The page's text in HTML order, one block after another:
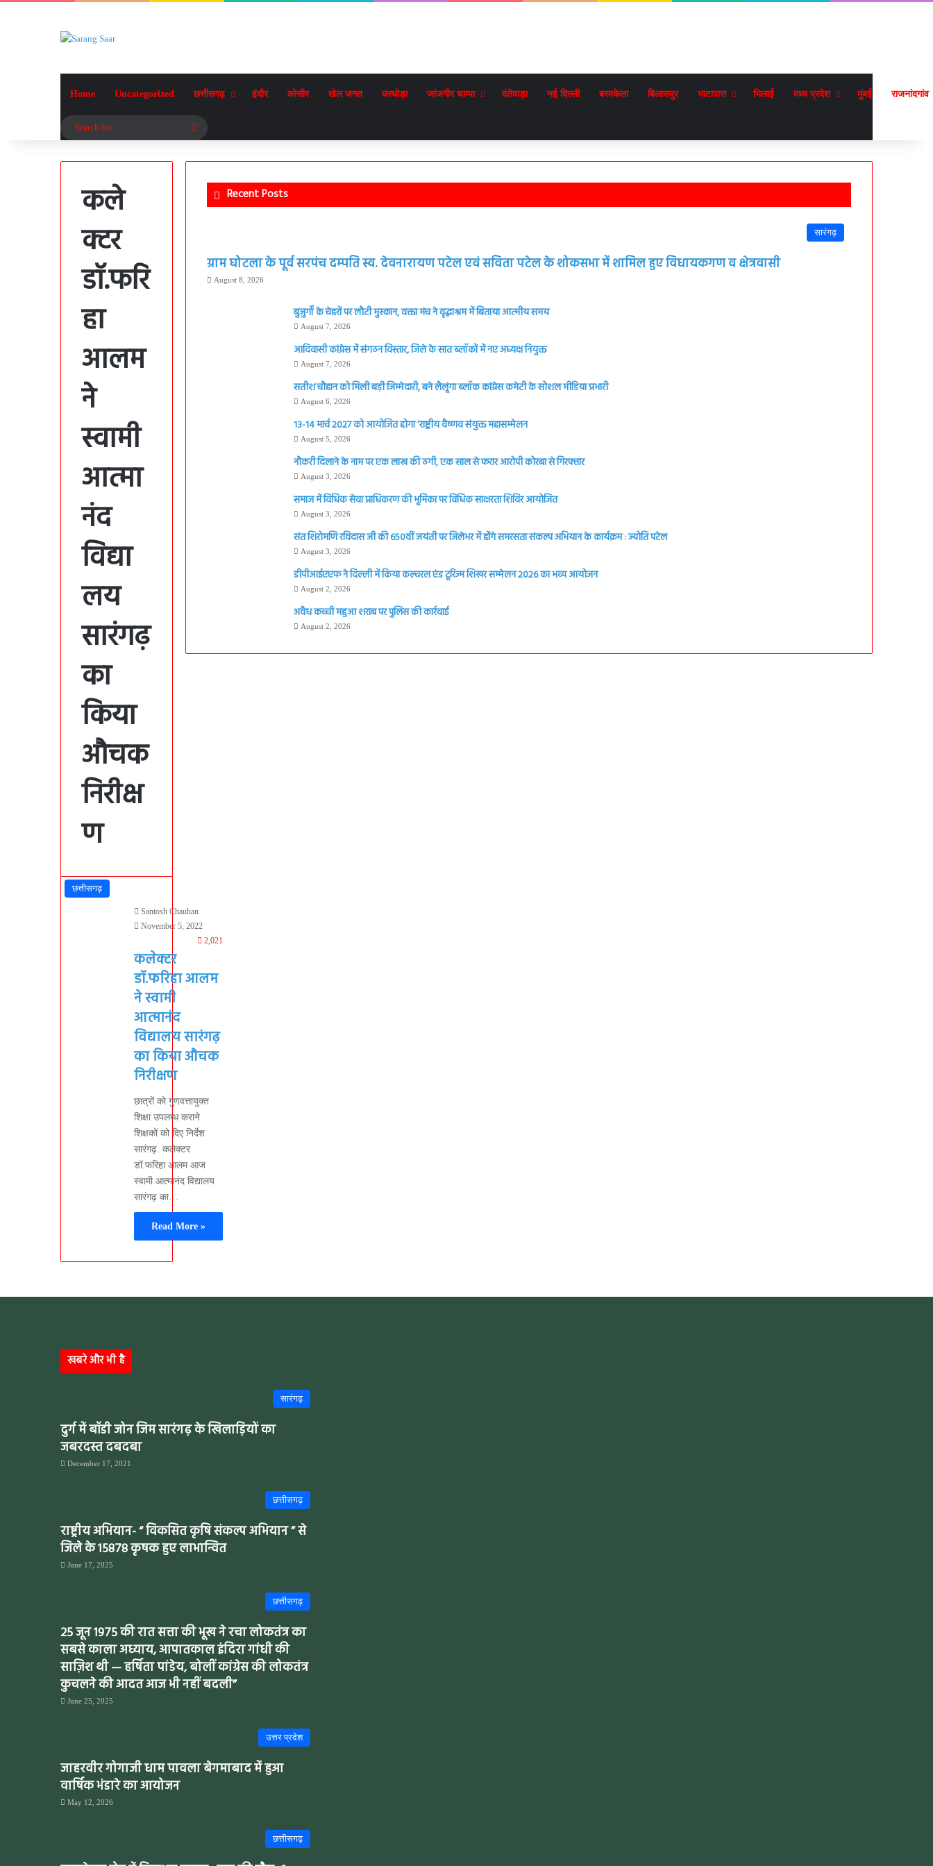
Home Uncategorized छत्तीसगढ़ इंदौर कोसीर खेल जगत घरघोड़ा जांजगीर चाम्पा दंतेवाड़ा नई दिल्ली बरमकेला बिलासपुर भाटापारा भिलाई मध्य प्रदेश मुंबई राजनांदगांव
Search
कले
क्टर
डॉ.फरि
हा
आलम
ने
स्वामी
आत्मा
नंद
विद्या
लय
सारंगढ़
का
किया
औचक
निरीक्ष
ण
छत्तीसगढ़
Santosh Chauhan
November 5, 2022
2,021
कलेक्टर
डॉ.फरिहा आलम
ने स्वामी
आत्मानंद
विद्यालय सारंगढ़
का किया औचक
निरीक्षण
छात्रों को गुणवत्तायुक्त
शिक्षा उपलब्ध कराने
शिक्षकों को दिए निर्देश
सारंगढ़. कलेक्टर
डॉ.फरिहा आलम आज
स्वामी आत्मानंद विद्यालय
सारंगढ़ का…
Read More »
Recent Posts
सारंगढ़
ग्राम घोटला के पूर्व सरपंच दम्पति स्व. देवनारायण पटेल एवं सविता पटेल के शोकसभा में शामिल हुए विधायकगण व क्षेत्रवासी
August 8, 2026
बुजुर्गों के चेहरों पर लौटी मुस्कान, वक्ता मंच ने वृद्धाश्रम में बिताया आत्मीय समय
August 7, 2026
आदिवासी कांग्रेस में संगठन विस्तार, जिले के सात ब्लॉकों में नए अध्यक्ष नियुक्त
August 7, 2026
सतीश चौहान को मिली बड़ी जिम्मेदारी, बने लैलूंगा ब्लॉक कांग्रेस कमेटी के सोशल मीडिया प्रभारी
August 6, 2026
13-14 मार्च 2027 को आयोजित होगा ‘राष्ट्रीय वैष्णव संयुक्त महासम्मेलन
August 5, 2026
नौकरी दिलाने के नाम पर एक लाख की ठगी, एक साल से फरार आरोपी कोरबा से गिरफ्तार
August 3, 2026
समाज में विधिक सेवा प्राधिकरण की भूमिका पर विधिक साक्षरता शिविर आयोजित
August 3, 2026
संत शिरोमणि रविदास जी की 650वीं जयंती पर जिलेभर में होंगे समरसता संकल्प अभियान के कार्यक्रम : ज्योति पटेल
August 3, 2026
डीपीआईएएफ ने दिल्ली में किया कल्चरल एंड टूरिज्म शिखर सम्मेलन 2026 का भव्य आयोजन
August 2, 2026
अवैध कच्ची महुआ शराब पर पुलिस की कार्रवाई
August 2, 2026
खबरे और भी है
सारंगढ़
दुर्ग में बॉडी जोन जिम सारंगढ़ के खिलाड़ियों का
जबरदस्त दबदबा
December 17, 2021
छत्तीसगढ़
राष्ट्रीय अभियान- “ विकसित कृषि संकल्प अभियान ” से
जिले के 15878 कृषक हुए लाभान्वित
June 17, 2025
छत्तीसगढ़
25 जून 1975 की रात सत्ता की भूख ने रचा लोकतंत्र का
सबसे काला अध्याय, आपातकाल इंदिरा गांधी की
साज़िश थी — हर्षिता पांडेय, बोलीं कांग्रेस की लोकतंत्र
कुचलने की आदत आज भी नहीं बदली”
June 25, 2025
उत्तर प्रदेश
जाहरवीर गोगाजी धाम पावला बेगमाबाद में हुआ
वार्षिक भंडारे का आयोजन
May 12, 2026
छत्तीसगढ़